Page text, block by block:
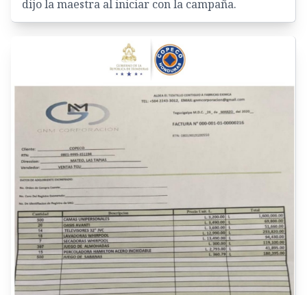
dijo la maestra al iniciar con la campaña.